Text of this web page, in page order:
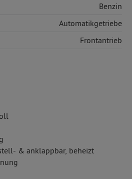
Benzin
Automatikgetriebe
Frontantrieb
& anklappbar, beheizt